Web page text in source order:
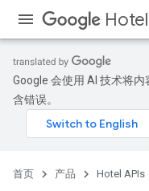
Google 会使用 AI 技术将
含错误。
首页 产品 Hotel APIs